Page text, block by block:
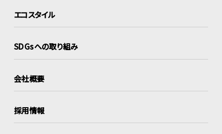
エコスタイル
SDGsへの取り組み
会社概要
採用情報